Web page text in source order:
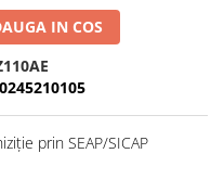
IN COS
0245210105
prin SEAP/SICAP